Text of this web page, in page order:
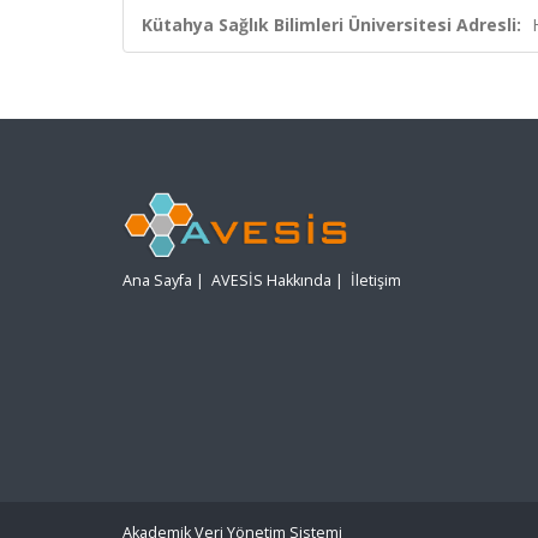
Kütahya Sağlık Bilimleri Üniversitesi Adresli:
Ana Sayfa | AVESİS Hakkında | İletişim
Akademik Veri Yönetim Sistemi